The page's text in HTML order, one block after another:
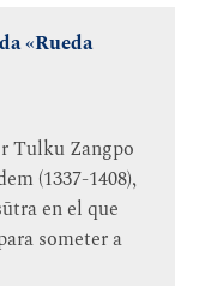
«Rueda
Tulku Zangpo
(1337-1408),
en el que
someter a